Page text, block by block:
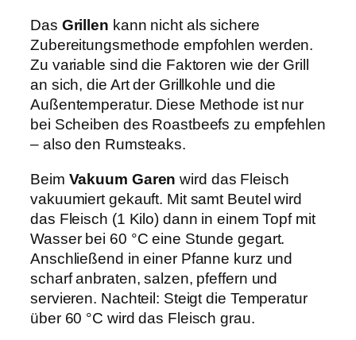
Das Grillen kann nicht als sichere
Zubereitungsmethode empfohlen werden.
Zu variable sind die Faktoren wie der Grill
an sich, die Art der Grillkohle und die
Außentemperatur. Diese Methode ist nur
bei Scheiben des Roastbeefs zu empfehlen
– also den Rumsteaks.
Beim Vakuum Garen wird das Fleisch
vakuumiert gekauft. Mit samt Beutel wird
das Fleisch (1 Kilo) dann in einem Topf mit
Wasser bei 60 °C eine Stunde gegart.
Anschließend in einer Pfanne kurz und
scharf anbraten, salzen, pfeffern und
servieren. Nachteil: Steigt die Temperatur
über 60 °C wird das Fleisch grau.